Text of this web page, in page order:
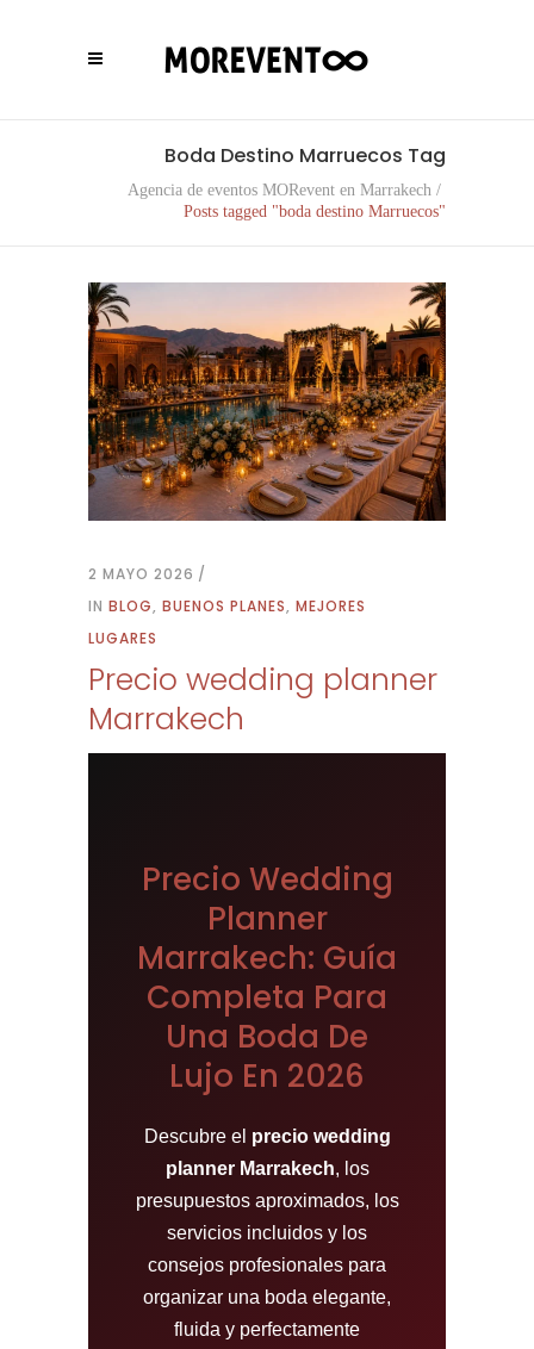
Boda Destino Marruecos Tag
Agencia de eventos MORevent en Marrakech /
Posts tagged "boda destino Marruecos"
2 MAYO 2026
IN BLOG, BUENOS PLANES, MEJORES
LUGARES
Precio wedding planner
Marrakech
Precio Wedding
Planner
Marrakech: Guía
Completa Para
Una Boda De
Lujo En 2026
Descubre el precio wedding
planner Marrakech, los
presupuestos aproximados, los
servicios incluidos y los
consejos profesionales para
organizar una boda elegante,
fluida y perfectamente